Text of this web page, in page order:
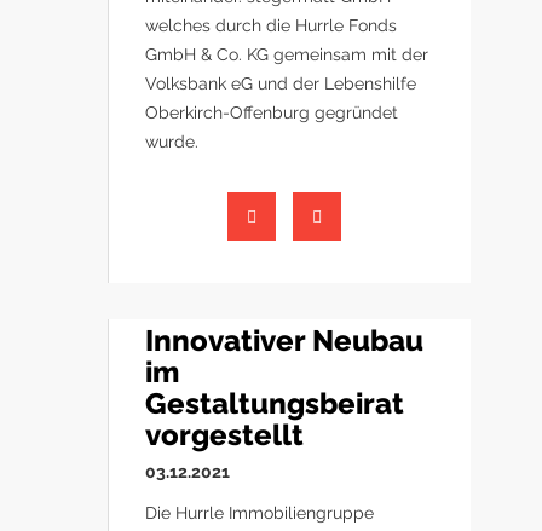
welches durch die Hurrle Fonds
GmbH & Co. KG gemeinsam mit der
Volksbank eG und der Lebenshilfe
Oberkirch-Offenburg gegründet
wurde.
Innovativer Neubau
im
Gestaltungsbeirat
vorgestellt
03.12.2021
Die Hurrle Immobiliengruppe